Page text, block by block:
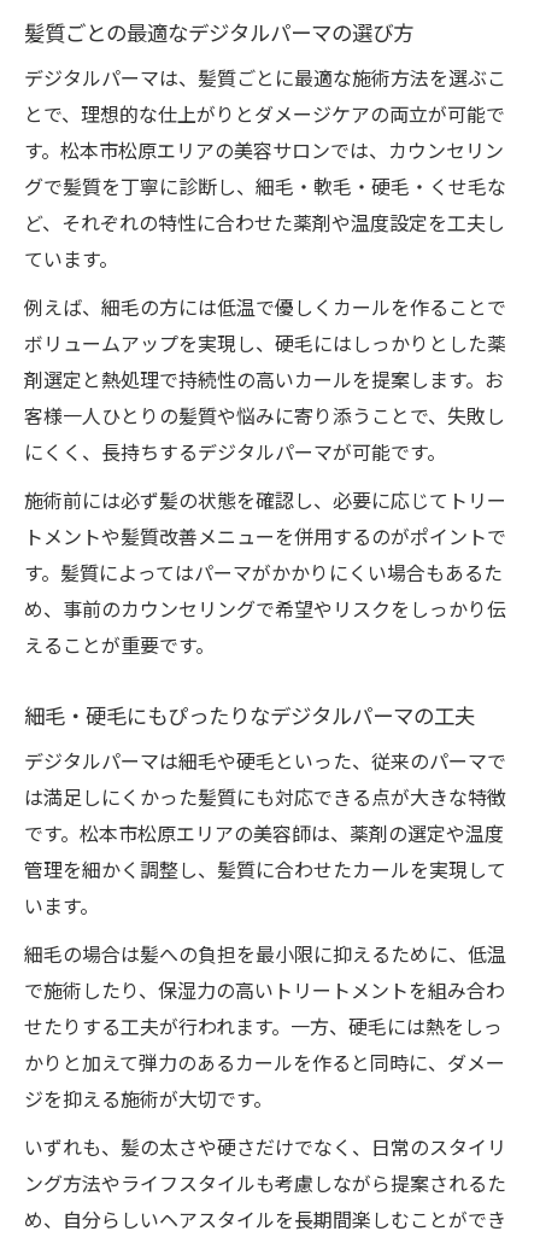
髪質ごとの最適なデジタルパーマの選び方
デジタルパーマは、髪質ごとに最適な施術方法を選ぶこ
とで、理想的な仕上がりとダメージケアの両立が可能で
す。松本市松原エリアの美容サロンでは、カウンセリン
グで髪質を丁寧に診断し、細毛・軟毛・硬毛・くせ毛な
ど、それぞれの特性に合わせた薬剤や温度設定を工夫し
ています。
例えば、細毛の方には低温で優しくカールを作ることで
ボリュームアップを実現し、硬毛にはしっかりとした薬
剤選定と熱処理で持続性の高いカールを提案します。お
客様一人ひとりの髪質や悩みに寄り添うことで、失敗し
にくく、長持ちするデジタルパーマが可能です。
施術前には必ず髪の状態を確認し、必要に応じてトリー
トメントや髪質改善メニューを併用するのがポイントで
す。髪質によってはパーマがかかりにくい場合もあるた
め、事前のカウンセリングで希望やリスクをしっかり伝
えることが重要です。
細毛・硬毛にもぴったりなデジタルパーマの工夫
デジタルパーマは細毛や硬毛といった、従来のパーマで
は満足しにくかった髪質にも対応できる点が大きな特徴
です。松本市松原エリアの美容師は、薬剤の選定や温度
管理を細かく調整し、髪質に合わせたカールを実現して
います。
細毛の場合は髪への負担を最小限に抑えるために、低温
で施術したり、保湿力の高いトリートメントを組み合わ
せたりする工夫が行われます。一方、硬毛には熱をしっ
かりと加えて弾力のあるカールを作ると同時に、ダメー
ジを抑える施術が大切です。
いずれも、髪の太さや硬さだけでなく、日常のスタイリ
ング方法やライフスタイルも考慮しながら提案されるた
め、自分らしいヘアスタイルを長期間楽しむことができ